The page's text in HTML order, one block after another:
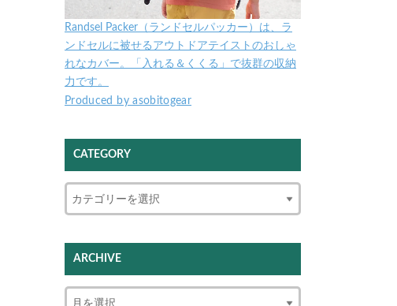
Randsel Packer（ランドセルパッカー）は、ラ
ンドセルに被せるアウトドアテイストのおしゃ
れなカバー。「入れる＆くくる」で抜群の収納
力です。
Produced by asobitogear
CATEGORY
ARCHIVE